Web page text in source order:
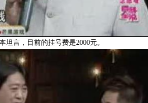
坦言，目前的挂号费是2000元。